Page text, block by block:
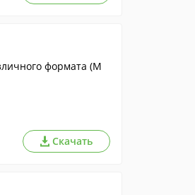
формата (M
Скачать